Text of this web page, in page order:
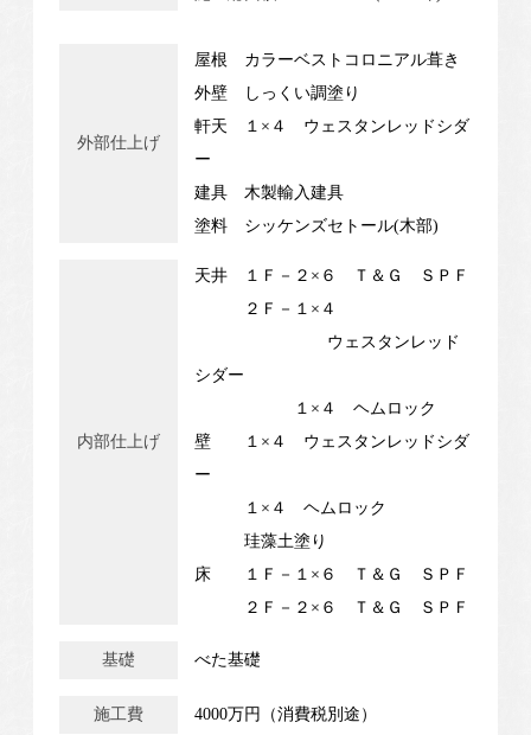
外部仕上げ
屋根 カラーベストコロニアル葺き
外壁 しっくい調塗り
軒天 １×４ ウェスタンレッドシダ
ー
建具 木製輸入建具
塗料 シッケンズセトール(木部)
内部仕上げ
天井 １Ｆ－２×６ Ｔ＆Ｇ ＳＰＦ
２Ｆ－１×４
ウェスタンレッド
シダー
１×４ ヘムロック
壁 １×４ ウェスタンレッドシダ
ー
１×４ ヘムロック
珪藻土塗り
床 １Ｆ－１×６ Ｔ＆Ｇ ＳＰＦ
２Ｆ－２×６ Ｔ＆Ｇ ＳＰＦ
基礎 べた基礎
施工費 4000万円（消費税別途）